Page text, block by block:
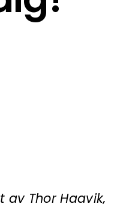
av Thor Haavik,